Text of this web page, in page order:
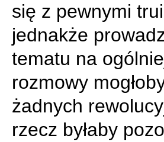
się z pewnymi
jednakże
tematu na
rozmowy
żadnych
rzecz byłaby